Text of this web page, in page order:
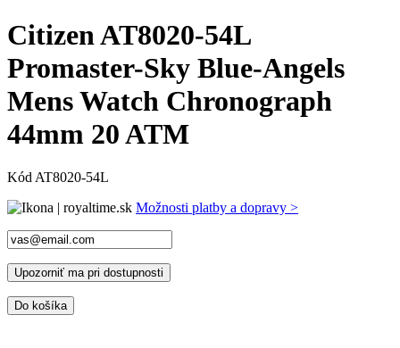
Citizen AT8020-54L
Promaster-Sky Blue-Angels
Mens Watch Chronograph
44mm 20 ATM
KódAT8020-54L
Možnosti platby a dopravy >
Upozorniť ma pri dostupnosti
Do košíka